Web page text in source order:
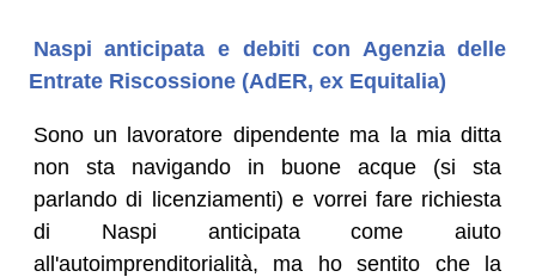
Naspi anticipata e debiti con Agenzia delle
Entrate Riscossione (AdER, ex Equitalia)
Sono un lavoratore dipendente ma la mia ditta
non sta navigando in buone acque (si sta
parlando di licenziamenti) e vorrei fare richiesta
di Naspi anticipata come aiuto
all'autoimprenditorialità, ma ho sentito che la